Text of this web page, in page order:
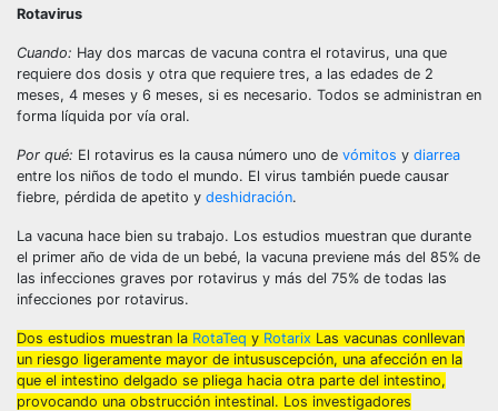
Rotavirus
Cuando: Hay dos marcas de vacuna contra el rotavirus, una que
requiere dos dosis y otra que requiere tres, a las edades de 2
meses, 4 meses y 6 meses, si es necesario. Todos se administran en
forma líquida por vía oral.
Por qué: El rotavirus es la causa número uno de vómitos y diarrea
entre los niños de todo el mundo. El virus también puede causar
fiebre, pérdida de apetito y deshidración.
La vacuna hace bien su trabajo. Los estudios muestran que durante
el primer año de vida de un bebé, la vacuna previene más del 85% de
las infecciones graves por rotavirus y más del 75% de todas las
infecciones por rotavirus.
Dos estudios muestran la RotaTeq y Rotarix Las vacunas conllevan
un riesgo ligeramente mayor de intususcepción, una afección en la
que el intestino delgado se pliega hacia otra parte del intestino,
provocando una obstrucción intestinal. Los investigadores